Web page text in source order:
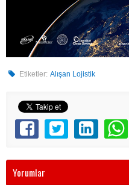
Etiketler: Alışan Lojistik
Yorumlar